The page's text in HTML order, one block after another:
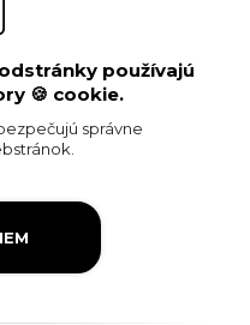
používajú
🍪 cookie.
správne
< Späť na